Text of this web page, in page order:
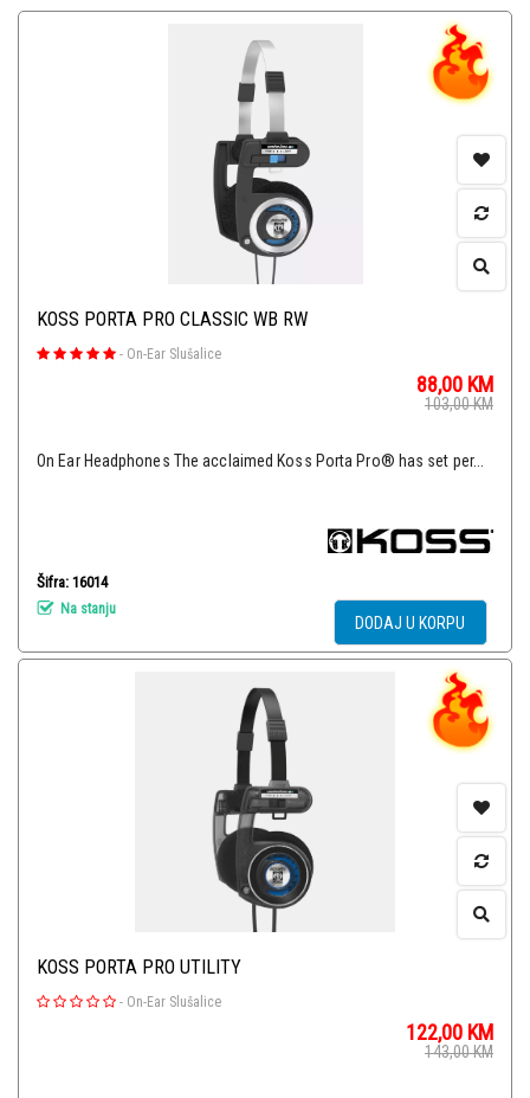
KOSS PORTA PRO CLASSIC WB RW
- On-Ear Slušalice
88,00 KM
103,00KM
On Ear Headphones The acclaimed Koss Porta Pro® has set per...
Šifra: 16014
Na stanju
DODAJ U KORPU
KOSS PORTA PRO UTILITY
- On-Ear Slušalice
122,00 KM
143,00KM